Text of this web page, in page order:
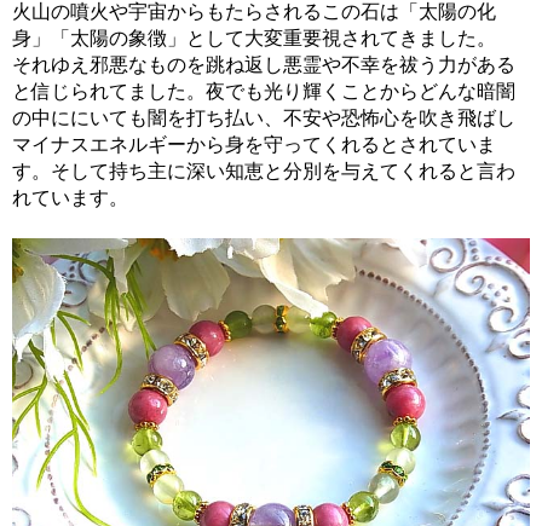
火山の噴火や宇宙からもたらされるこの石は「太陽の化
身」「太陽の象徴」として大変重要視されてきました。
それゆえ邪悪なものを跳ね返し悪霊や不幸を祓う力がある
と信じられてました。夜でも光り輝くことからどんな暗闇
の中ににいても闇を打ち払い、不安や恐怖心を吹き飛ばし
マイナスエネルギーから身を守ってくれるとされていま
す。そして持ち主に深い知恵と分別を与えてくれると言わ
れています。